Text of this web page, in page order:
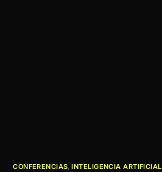
CONFERENCIAS,INTELIGENCIA ARTIFICIAL